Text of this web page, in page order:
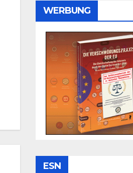
WERBUNG
ESN